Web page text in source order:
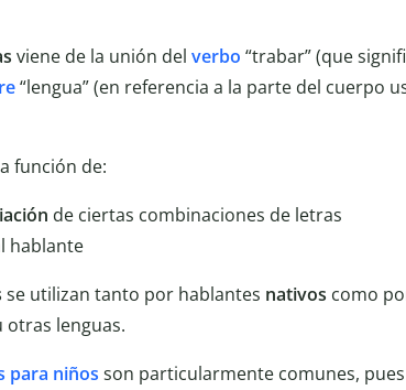
viene de la unión del verbo “trabar” (que
“lengua” (en referencia a la parte del cuerpo
función de:
de ciertas combinaciones de letras
hablante
se utilizan tanto por hablantes nativos como
otras lenguas.
para niños son particularmente comunes,